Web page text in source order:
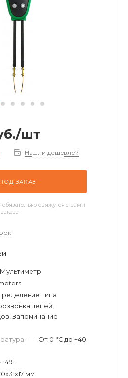
/шт
Нашли дешевле?
ПОД ЗАКАЗ
свяжутся с вами
Мультиметр
типа
цепей,
Запоминание
— От 0 °C до +40
49 г
мм